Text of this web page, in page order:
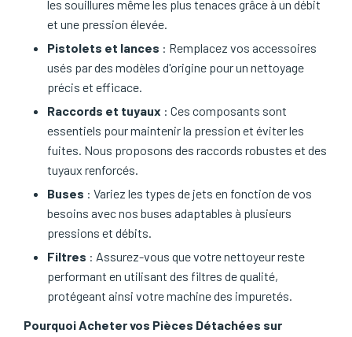
les souillures même les plus tenaces grâce à un débit
et une pression élevée.
Pistolets et lances : Remplacez vos accessoires
usés par des modèles d'origine pour un nettoyage
précis et efficace.
Raccords et tuyaux : Ces composants sont
essentiels pour maintenir la pression et éviter les
fuites. Nous proposons des raccords robustes et des
tuyaux renforcés.
Buses : Variez les types de jets en fonction de vos
besoins avec nos buses adaptables à plusieurs
pressions et débits.
Filtres : Assurez-vous que votre nettoyeur reste
performant en utilisant des filtres de qualité,
protégeant ainsi votre machine des impuretés.
Pourquoi Acheter vos Pièces Détachées sur